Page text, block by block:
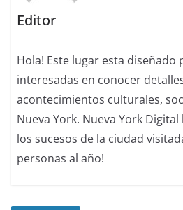
Editor
Hola! Este lugar esta diseñado
interesadas en conocer
acontecimientos culturales,
Nueva York. Nueva York
los sucesos de la ciudad
personas al año!